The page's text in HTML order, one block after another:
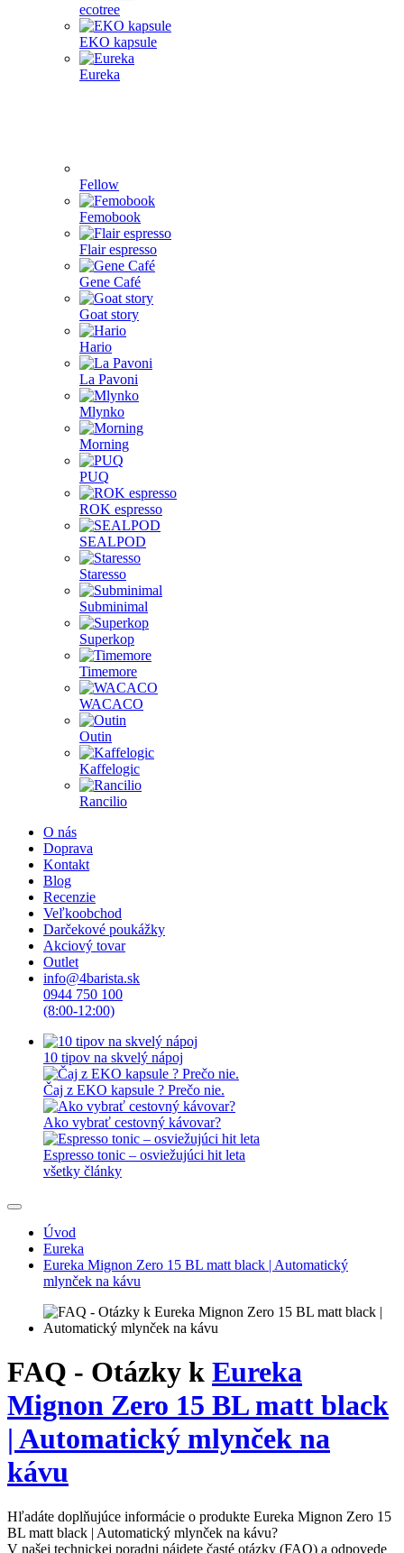
ecotree
EKO kapsule
Eureka
Fellow
Femobook
Flair espresso
Gene Café
Goat story
Hario
La Pavoni
Mlynko
Morning
PUQ
ROK espresso
SEALPOD
Staresso
Subminimal
Superkop
Timemore
WACACO
Outin
Kaffelogic
Rancilio
O nás
Doprava
Kontakt
Blog
Recenzie
Veľkoobchod
Darčekové poukážky
Akciový tovar
Outlet
info@4barista.sk
0944 750 100
(8:00-12:00)
10 tipov na skvelý nápoj
Čaj z EKO kapsule ? Prečo nie.
Ako vybrať cestovný kávovar?
Espresso tonic – osviežujúci hit leta
všetky články
Úvod
Eureka
Eureka Mignon Zero 15 BL matt black | Automatický
mlynček na kávu
FAQ - Otázky k Eureka
Mignon Zero 15 BL matt black
| Automatický mlynček na
kávu
Hľadáte doplňujúce informácie o produkte Eureka Mignon Zero 15
BL matt black | Automatický mlynček na kávu?
V našej technickej poradni nájdete časté otázky (FAQ) a odpovede